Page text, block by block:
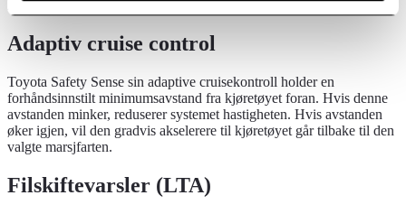
kollisjon.
Adaptiv cruise control
Toyota Safety Sense sin adaptive cruisekontroll holder en
forhåndsinnstilt minimumsavstand fra kjøretøyet foran. Hvis denne
avstanden minker, reduserer systemet hastigheten. Hvis avstanden
øker igjen, vil den gradvis akselerere til kjøretøyet går tilbake til den
valgte marsjfarten.
Filskiftevarsler (LTA)